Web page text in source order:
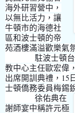
海外研習營中，
以無比活力，讓
牛頓市的海德社
區和波士頓的帝
苑酒樓滿溢歡樂氣
駐波士頓
教中心主任歐宏偉
出席開訓典禮， 15
士頓僑務委員梅錫
徐佑典在
謝師宴中稱許元極